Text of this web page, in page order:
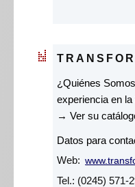
¿Quiénes
experiencia en la
→ Ver su
Datos para
Web:
Tel.: (0245) 571-